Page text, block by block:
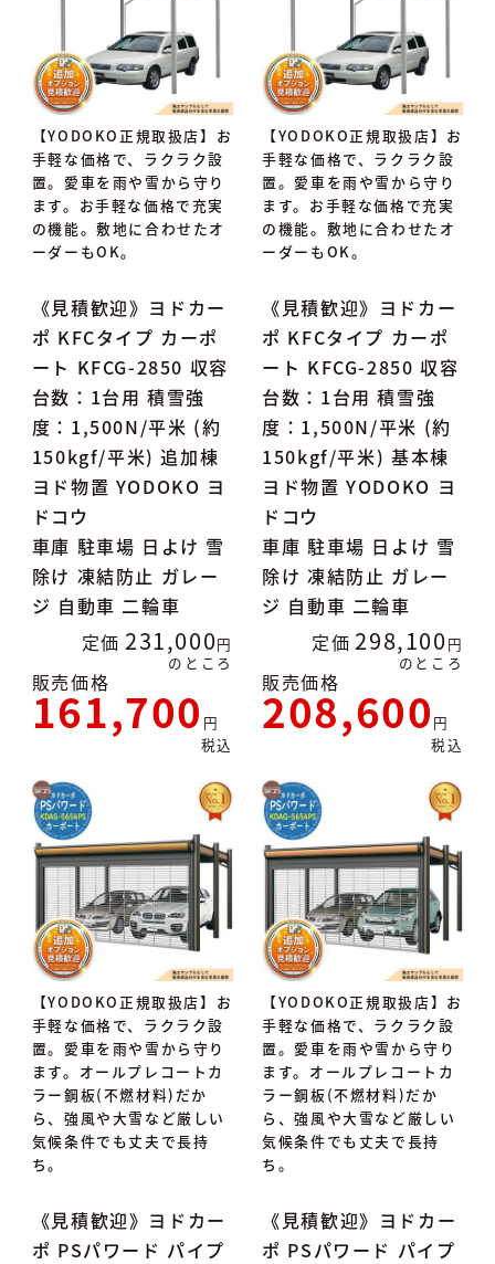
【YODOKO正規取扱店】お
手軽な価格で、ラクラク設
置。愛車を雨や雪から守り
ます。お手軽な価格で充実
の機能。敷地に合わせたオ
ーダーもOK。
《見積歓迎》ヨドカー
ポ KFCタイプ カーポ
ート KFCG-2850 収容
台数：1台用 積雪強
度：1,500N/平米 (約
150kgf/平米) 追加棟
ヨド物置 YODOKO ヨ
ドコウ
車庫 駐車場 日よけ 雪
除け 凍結防止 ガレー
ジ 自動車 二輪車
定価 231,000
のところ
販売価格
161,700
税込
【YODOKO正規取扱店】お
手軽な価格で、ラクラク設
置。愛車を雨や雪から守り
ます。お手軽な価格で充実
の機能。敷地に合わせたオ
ーダーもOK。
《見積歓迎》ヨドカー
ポ KFCタイプ カーポ
ート KFCG-2850 収容
台数：1台用 積雪強
度：1,500N/平米 (約
150kgf/平米) 基本棟
ヨド物置 YODOKO ヨ
ドコウ
車庫 駐車場 日よけ 雪
除け 凍結防止 ガレー
ジ 自動車 二輪車
定価 298,100
のところ
販売価格
208,600
税込
【YODOKO正規取扱店】お
手軽な価格で、ラクラク設
置。愛車を雨や雪から守り
ます。オールプレコートカ
ラー鋼板(不燃材料)だか
ら、強風や大雪など厳しい
気候条件でも丈夫で長持
ち。
《見積歓迎》ヨドカー
ポ PSパワード パイプ
【YODOKO正規取扱店】お
手軽な価格で、ラクラク設
置。愛車を雨や雪から守り
ます。オールプレコートカ
ラー鋼板(不燃材料)だか
ら、強風や大雪など厳しい
気候条件でも丈夫で長持
ち。
《見積歓迎》ヨドカー
ポ PSパワード パイプ